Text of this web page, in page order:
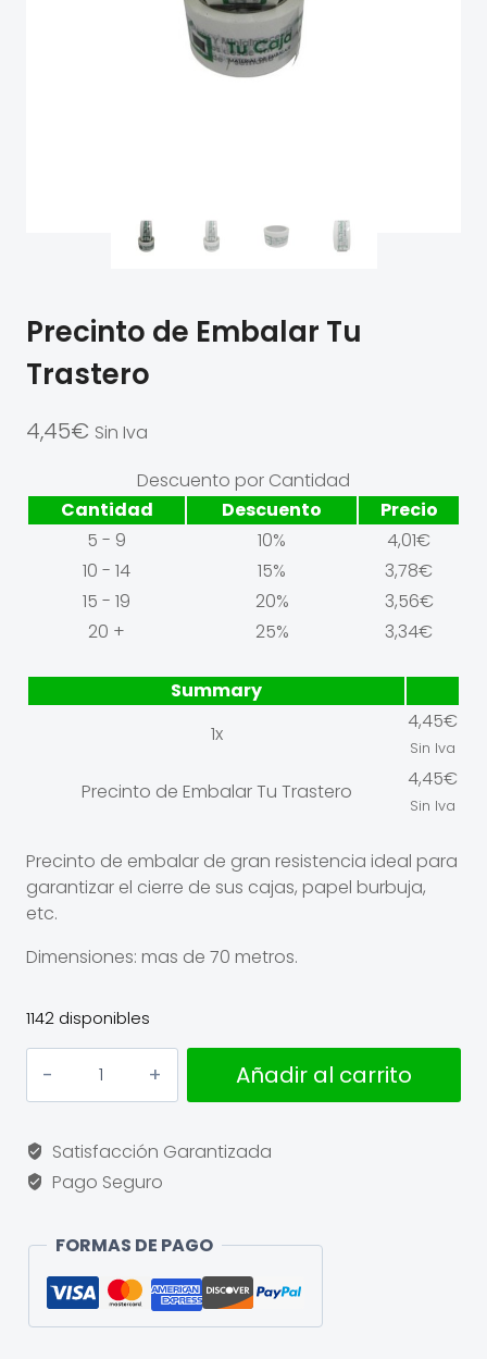
Precinto de Embalar Tu
Trastero
4,45€ Sin Iva
Descuento por Cantidad
Cantidad
Descuento
Precio
5 - 9
10% 4,01€
10 - 14
15% 3,78€
15 - 19
20% 3,56€
20 +
25% 3,34€
Summary
1x
4,45€
Sin Iva
Precinto de Embalar Tu Trastero
4,45€
Sin Iva
Precinto de embalar de gran resistencia ideal para
garantizar el cierre de sus cajas, papel burbuja,
etc.
Dimensiones: mas de 70 metros.
1142 disponibles
Tu
Trastero
cantidad
Añadir al carrito
Satisfacción Garantizada
Pago Seguro
FORMAS DE PAGO